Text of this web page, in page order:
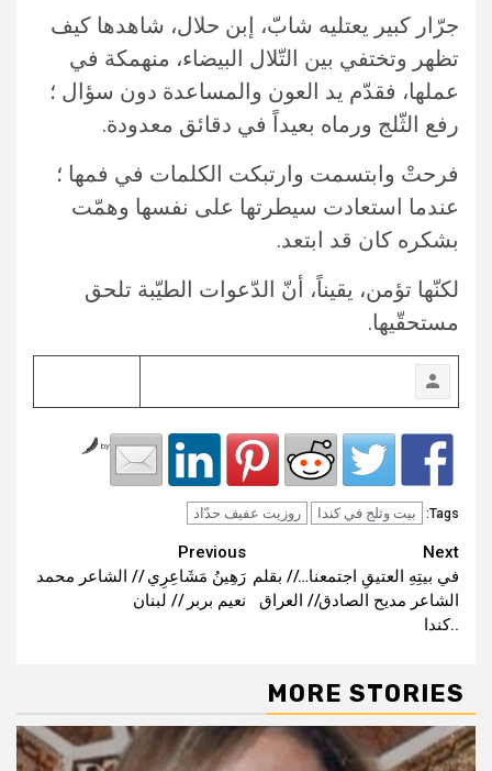
جرّار كبير يعتليه شابّ، إبن حلال، شاهدها كيف
تظهر وتختفي بين التّلال البيضاء، منهمكة في
عملها، فقدّم يد العون والمساعدة دون سؤال ؛
رفع الثّلج ورماه بعيداً في دقائق معدودة.
فرحتْ وابتسمت وارتبكت الكلمات في فمها ؛
عندما استعادت سيطرتها على نفسها وهمّت
بشكره كان قد ابتعد.
لكنّها تؤمن، يقيناً، أنّ الدّعوات الطيّبة تلحق
مستحقّيها.
by
Tags: بيت وثلج في كندا روزيت عفيف حدّاد
Continue
Reading
Previous
رَهِينُ مَشَاعِرِي // الشاعر محمد
نعيم بربر // لبنان
Next
في بيتِهِ العتيقِ اجتمعنا…// بقلم
الشاعر مديح الصادق// العراق
..كندا
MORE STORIES